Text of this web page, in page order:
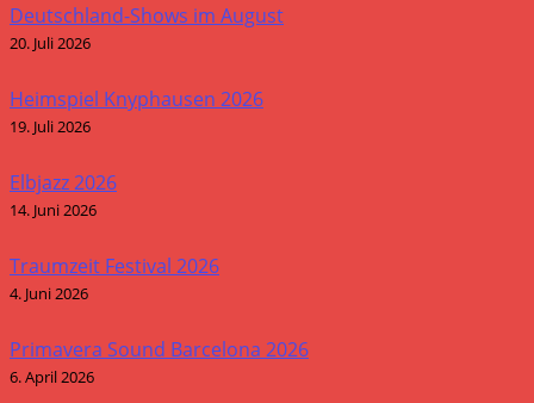
Deutschland-Shows im August
20. Juli 2026
Heimspiel Knyphausen 2026
19. Juli 2026
Elbjazz 2026
14. Juni 2026
Traumzeit Festival 2026
4. Juni 2026
Primavera Sound Barcelona 2026
6. April 2026